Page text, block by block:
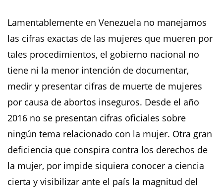
Lamentablemente en Venezuela no manejamos
las cifras exactas de las mujeres que mueren por
tales procedimientos, el gobierno nacional no
tiene ni la menor intención de documentar,
medir y presentar cifras de muerte de mujeres
por causa de abortos inseguros. Desde el año
2016 no se presentan cifras oficiales sobre
ningún tema relacionado con la mujer. Otra gran
deficiencia que conspira contra los derechos de
la mujer, por impide siquiera conocer a ciencia
cierta y visibilizar ante el país la magnitud del